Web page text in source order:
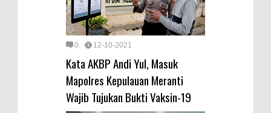
0 12-10-2021
Kata AKBP Andi Yul, Masuk
Mapolres Kepulauan Meranti
Wajib Tujukan Bukti Vaksin-19